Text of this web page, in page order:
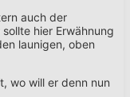
auch der
hier Erwähnung
launigen, oben
wo will er denn nun